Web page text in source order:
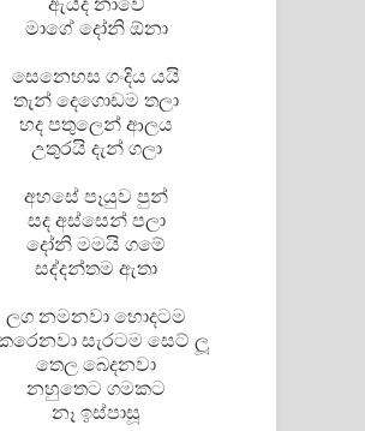
මාගේ දෝනි ඕනා
සෙනෙහස ගංදිය යයි
තැන් දෙගොඩම තලා
හද පතුලෙන් ආලය
උතුරයි දැන් ගලා
අහසේ පෑයුව පුන්
සද අස්සෙන් පලා
දෝනි මමයි ගමේ
සද්දන්තම ඇතා
ලග නමනවා හොදටම
සැරටම සෙට් ලූ
තෙල බෙදනවා
නහුතෙට ගමකට
නෑ ඉස්පාසූ